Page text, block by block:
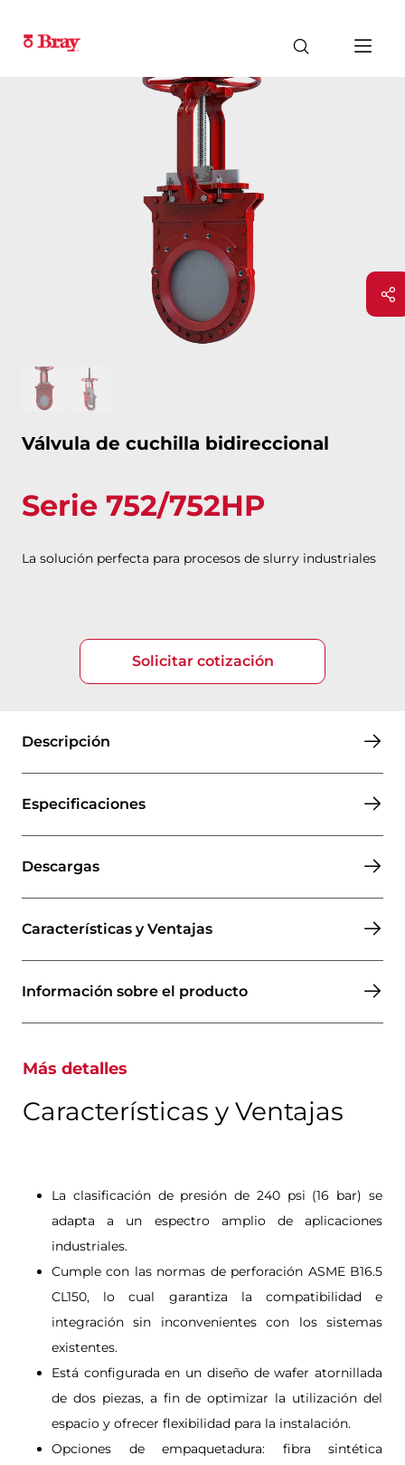
Válvula de cuchilla bidireccional
Serie 752/752HP
La solución perfecta para procesos de slurry industriales
Solicitar cotización
Descripción
Especificaciones
Descargas
Características y Ventajas
Información sobre el producto
Más detalles
Características y Ventajas
La clasificación de presión de 240 psi (16 bar) se
adapta a un espectro amplio de aplicaciones
industriales.
Cumple con las normas de perforación ASME B16.5
CL150, lo cual garantiza la compatibilidad e
integración sin inconvenientes con los sistemas
existentes.
Está configurada en un diseño de wafer atornillada
de dos piezas, a fin de optimizar la utilización del
espacio y ofrecer flexibilidad para la instalación.
Opciones de empaquetadura: fibra sintética